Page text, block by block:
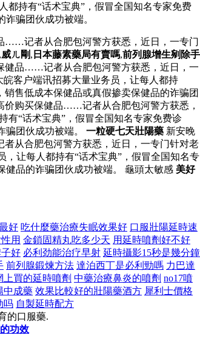
都持有“话术宝典”，假冒全国知名专家免费
骗团伙成功被端。
……记者从合肥包河警方获悉，近日，一专门
,威ㄦ剛, 日本藤素藥局有賣嗎,前列腺增生剜除手
健品……记者从合肥包河警方获悉，近日，一
客户端讯招募大量业务员，让每人都持
售低成本保健品或真假掺卖保健品的诈骗团
价购买保健品……记者从合肥包河警方获悉，
有“话术宝典”，假冒全国知名专家免费诊
团伙成功被端。 一粒硬七天壯陽藥 新安晚
从合肥包河警方获悉，近日，一专门针对老
让每人都持有“话术宝典”，假冒全国知名专
品的诈骗团伙成功被端。 龜頭太敏感 美好
好 吃什麼藥治療失眠效果好 口服壯陽延時速
用 金鎖固精丸吃多少天 用延時噴劑好不好
好 必利劲能治疗早射 延時攝影15秒是幾分鐘
前列腺鍛煉方法 達泊西丁是必利勁嗎 力巴達
上買的延時噴劑 中藥治療鼻炎的噴劑 no17噴
中成藥 效果比較好的壯陽藥酒方 犀利士價格
吗 自製延時配方
的口服藥.
功效